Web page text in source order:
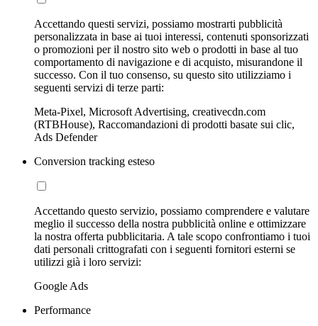
Accettando questi servizi, possiamo mostrarti pubblicità
personalizzata in base ai tuoi interessi, contenuti sponsorizzati
o promozioni per il nostro sito web o prodotti in base al tuo
comportamento di navigazione e di acquisto, misurandone il
successo. Con il tuo consenso, su questo sito utilizziamo i
seguenti servizi di terze parti:
Meta-Pixel, Microsoft Advertising, creativecdn.com
(RTBHouse), Raccomandazioni di prodotti basate sui clic,
Ads Defender
Conversion tracking esteso
Accettando questo servizio, possiamo comprendere e valutare
meglio il successo della nostra pubblicità online e ottimizzare
la nostra offerta pubblicitaria. A tale scopo confrontiamo i tuoi
dati personali crittografati con i seguenti fornitori esterni se
utilizzi già i loro servizi:
Google Ads
Performance